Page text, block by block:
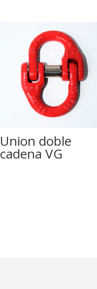
Union doble
cadena VG